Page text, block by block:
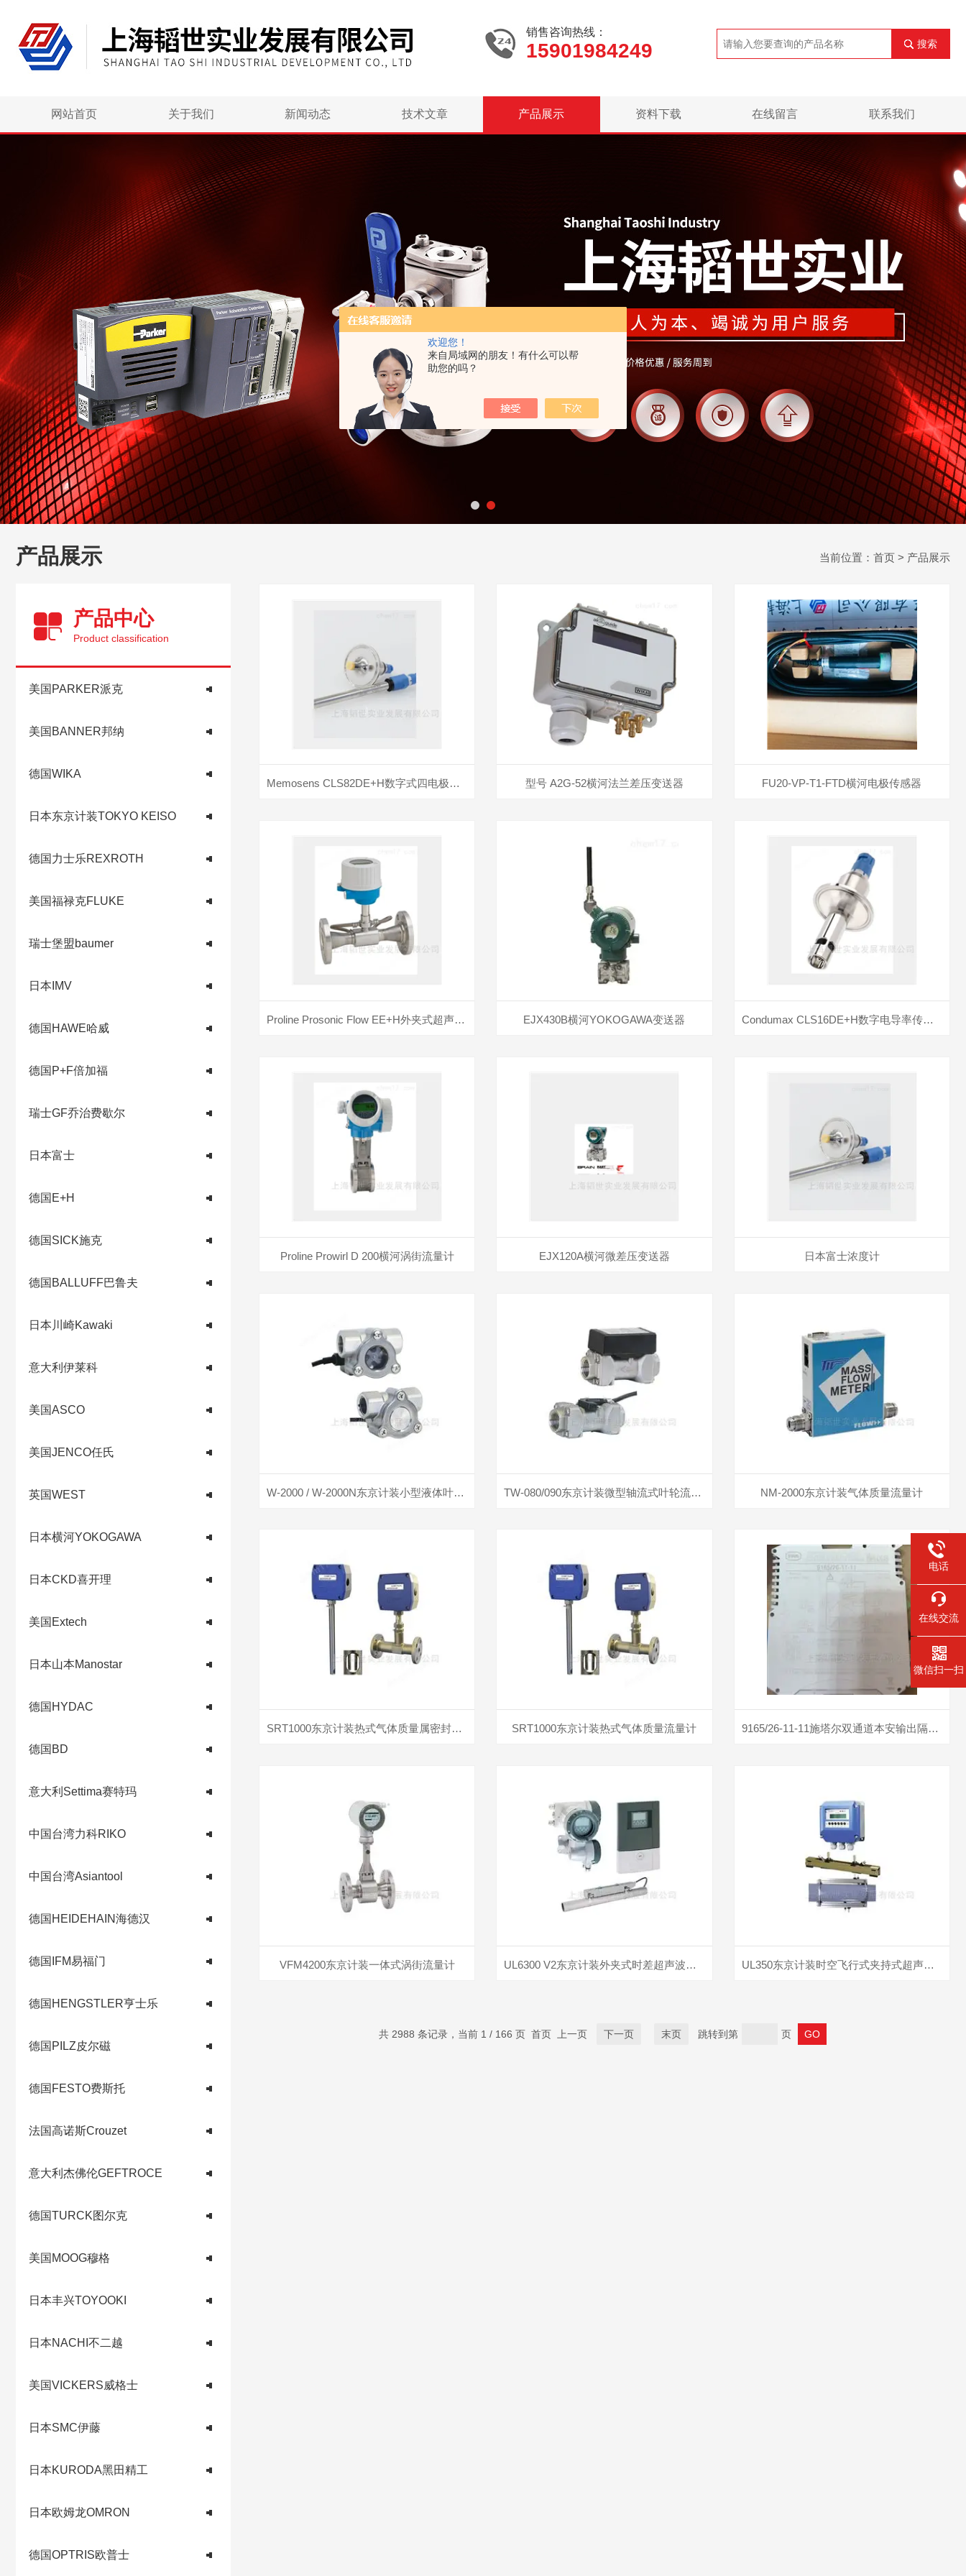
欢迎您！
来自局域网的朋友！有什么可以帮
助您的吗？
销售咨询热线：
15901984249 搜索
网站首页 关于我们 新闻动态 技术文章 产品展示 资料下载 在线留言 联系我们
产品展示 当前位置： 首页 > 产品展示
产品中心
Product classification
美国PARKER派克
美国BANNER邦纳
德国WIKA
日本东京计装TOKYO KEISO
德国力士乐REXROTH
美国福禄克FLUKE
瑞士堡盟baumer
日本IMV
德国HAWE哈威
德国P+F倍加福
瑞士GF乔治费歇尔
日本富士
德国E+H
德国SICK施克
德国BALLUFF巴鲁夫
日本川崎Kawaki
意大利伊莱科
美国ASCO
美国JENCO任氏
英国WEST
日本横河YOKOGAWA
日本CKD喜开理
美国Extech
日本山本Manostar
德国HYDAC
德国BD
意大利Settima赛特玛
中国台湾力科RIKO
中国台湾Asiantool
德国HEIDEHAIN海德汉
德国IFM易福门
德国HENGSTLER亨士乐
德国PILZ皮尔磁
德国FESTO费斯托
法国高诺斯Crouzet
意大利杰佛伦GEFTROCE
德国TURCK图尔克
美国MOOG穆格
日本丰兴TOYOOKI
日本NACHI不二越
美国VICKERS威格士
日本SMC伊藤
日本KURODA黑田精工
日本欧姆龙OMRON
德国OPTRIS欧普士
Memosens CLS82DE+H数字式四电极传感器 型号 A2G-52横河法兰差压变送器 FU20-VP-T1-FTD横河电极传感器
Proline Prosonic Flow EE+H外夹式超声波流量计 EJX430B横河YOKOGAWA变送器 Condumax CLS16DE+H数字电导率传感器
Proline Prowirl D 200横河涡街流量计 EJX120A横河微差压变送器 日本富士浓度计
W-2000 / W-2000N东京计装小型液体叶轮式流量计 TW-080/090东京计装微型轴流式叶轮流量计 NM-2000东京计装气体质量流量计
SRT1000东京计装热式气体质量属密封热式流量计 SRT1000东京计装热式气体质量流量计 9165/26-11-11施塔尔双通道本安输出隔离中继器安全栅
VFM4200东京计装一体式涡街流量计 UL6300 V2东京计装外夹式时差超声波流量计 UL350东京计装时空飞行式夹持式超声流量计
共 2988 条记录，当前 1 / 166 页 首页 上一页 下一页 末页 跳转到第 页
电话
在线交流
微信扫一扫